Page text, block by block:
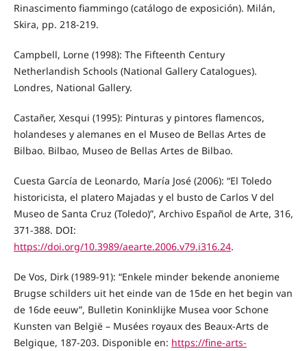
Rinascimento fiammingo (catálogo de exposición). Milán,
Skira, pp. 218-219.
Campbell, Lorne (1998): The Fifteenth Century
Netherlandish Schools (National Gallery Catalogues).
Londres, National Gallery.
Castañer, Xesqui (1995): Pinturas y pintores flamencos,
holandeses y alemanes en el Museo de Bellas Artes de
Bilbao. Bilbao, Museo de Bellas Artes de Bilbao.
Cuesta García de Leonardo, María José (2006): “El Toledo
historicista, el platero Majadas y el busto de Carlos V del
Museo de Santa Cruz (Toledo)”, Archivo Español de Arte, 316,
371-388. DOI:
https://doi.org/10.3989/aearte.2006.v79.i316.24.
De Vos, Dirk (1989-91): “Enkele minder bekende anonieme
Brugse schilders uit het einde van de 15de en het begin van
de 16de eeuw”, Bulletin Koninklijke Musea voor Schone
Kunsten van België – Musées royaux des Beaux-Arts de
Belgique, 187-203. Disponible en: https://fine-arts-